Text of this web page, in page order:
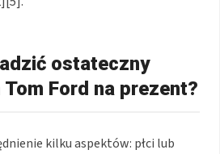
ostateczny
Ford na prezent?
kilku aspektów: płci lub